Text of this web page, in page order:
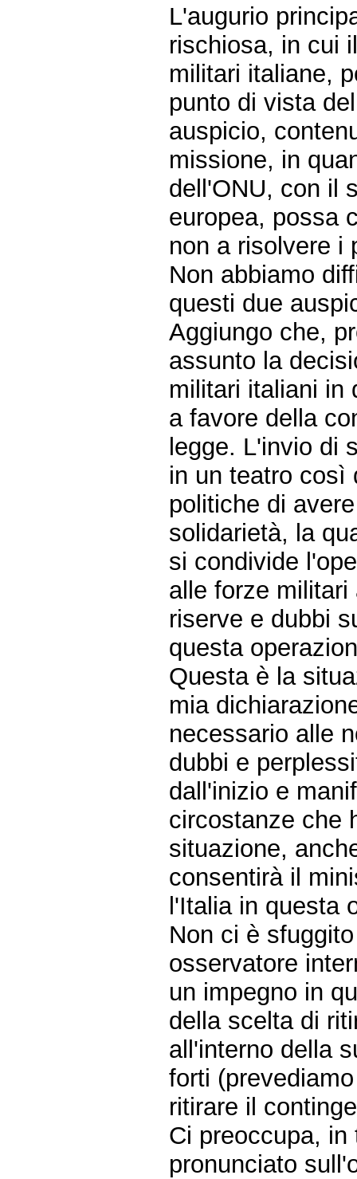
L'augurio
rischiosa, in cui
militari italiane,
punto di vista
auspicio,
missione, in
dell'ONU, con il
europea, possa
non a risolvere i
Non abbiamo
questi due
Aggiungo che,
assunto la
militari italiani in
a favore della
legge. L'invio di
in un teatro così
politiche di
solidarietà, la
si condivide
alle forze
riserve e dubbi
questa
Questa è la
mia
necessario alle
dubbi e
dall'inizio e
circostanze che
situazione,
consentirà il
l'Italia in questa
Non ci è
osservatore
un impegno in
della scelta di
all'interno della
forti
ritirare il
Ci preoccupa,
pronunciato